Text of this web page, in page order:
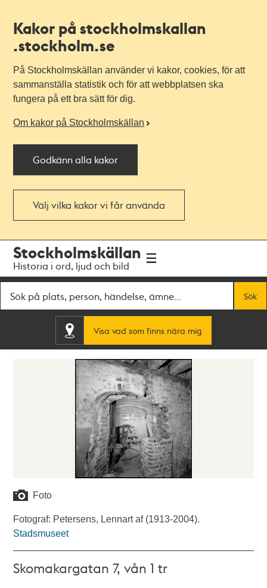
Kakor på stockholmskallan
.stockholm.se
På Stockholmskällan använder vi kakor, cookies, för att
sammanställa statistik och för att webbplatsen ska
fungera på ett bra sätt för dig.
Om kakor på Stockholmskällan
Godkänn alla kakor
Välj vilka kakor vi får använda
navigationen
huvudinnehållet
Stockholmskällan
Historia i ord, ljud och bild
Sök
Visa vad som finns nära mig
Foto
Fotograf: Petersens, Lennart af (1913-2004).
Stadsmuseet
Skomakargatan 7, vån 1 tr